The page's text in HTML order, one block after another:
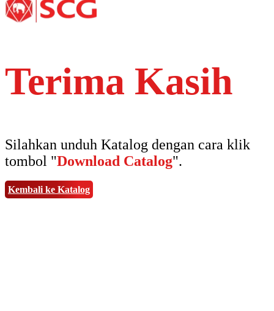
Terima Kasih
Silahkan unduh Katalog dengan cara klik
tombol "Download Catalog".
Kembali ke Katalog